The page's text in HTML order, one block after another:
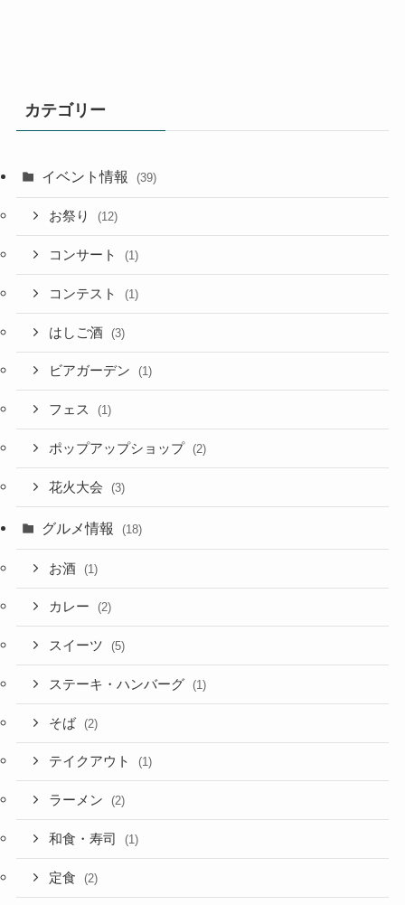
カテゴリー
イベント情報 (39)
お祭り (12)
コンサート (1)
コンテスト (1)
はしご酒 (3)
ビアガーデン (1)
フェス (1)
ポップアップショップ (2)
花火大会 (3)
グルメ情報 (18)
お酒 (1)
カレー (2)
スイーツ (5)
ステーキ・ハンバーグ (1)
そば (2)
テイクアウト (1)
ラーメン (2)
和食・寿司 (1)
定食 (2)